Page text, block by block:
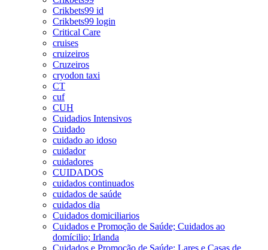
Crikbets99 id
Crikbets99 login
Critical Care
cruises
cruizeiros
Cruzeiros
cryodon taxi
CT
cuf
CUH
Cuidadios Intensivos
Cuidado
cuidado ao idoso
cuidador
cuidadores
CUIDADOS
cuidados continuados
cuidados de saúde
cuidados dia
Cuidados domiciliarios
Cuidados e Promoção de Saúde; Cuidados ao
domícilio; Irlanda
Cuidados e Promoção de Saúde; Lares e Casas de